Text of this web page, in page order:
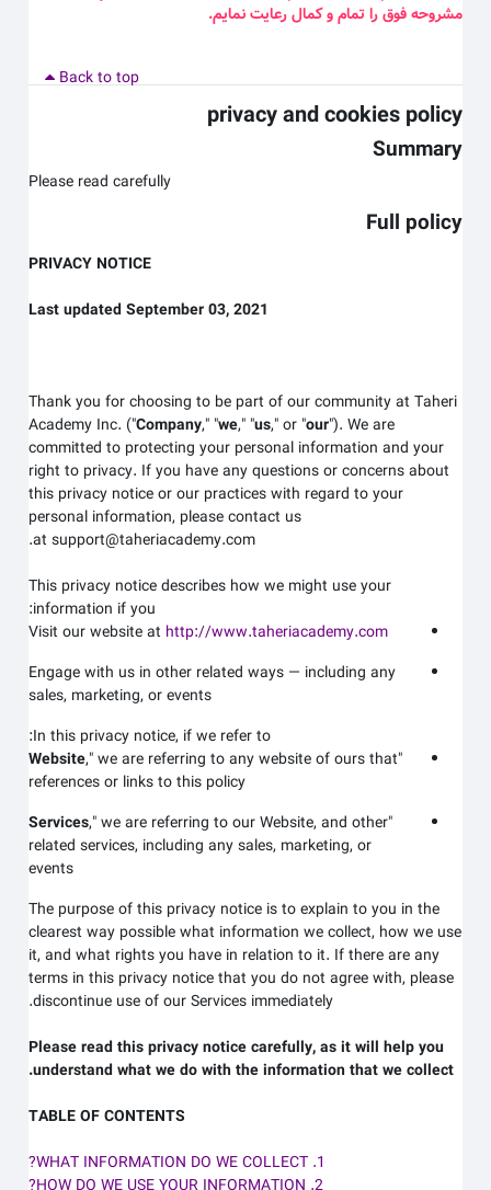
مشروحه فوق را تمام و کمال رعایت نمایم.
Back to top
privacy and cookies policy
Summary
Please read carefully
Full policy
PRIVACY NOTICE
Last updated September 03, 2021
Thank you for choosing to be part of our community at Taheri
Academy Inc.("Company," "we," "us," or "our "). We are
committed to protecting your personal information and your
right to privacy. If you have any questions or concerns about
this privacy notice or our practices with regard to your
personal information, please contact us
at support@taheriacademy.com.
This privacy notice describes how we might use your
information if you:
Visit our website athttp://www.taheriacademy.com
Engage with us in other related ways ― including any
sales, marketing, or events
In this privacy notice, if we refer to:
Website," we are referring to any website of ours that
references or links to this policy
Services," we are referring to ourWebsite,and other
related services, including any sales, marketing, or
events
The purpose of this privacy notice is to explain to you in the
clearest way possible what information we collect, how we use
it, and what rights you have in relation to it. If there are any
terms in this privacy notice that you do not agree with, please
discontinue use of our Services immediately.
Please read this privacy notice carefully, as it will help you
understand what we do with the information that we collect.
TABLE OF CONTENTS